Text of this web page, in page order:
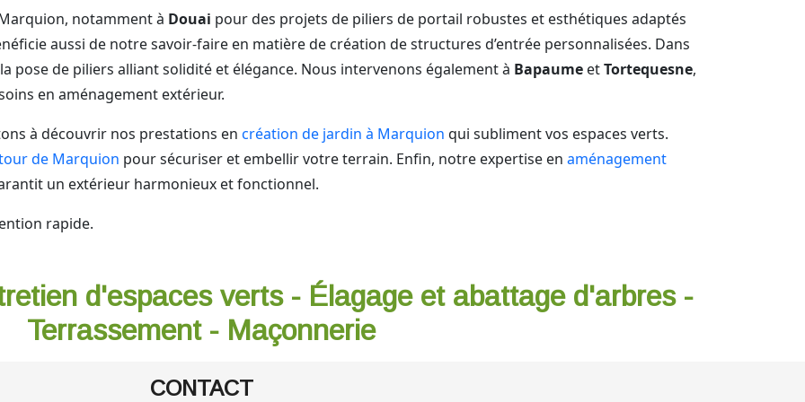
notamment à Douai pour des projets de piliers de portail robustes et esthétiques adaptés
aussi de notre savoir-faire en matière de création de structures d’entrée personnalisées. Dans
pose de piliers alliant solidité et élégance. Nous intervenons également à Bapaume etTortequesne,
en aménagement extérieur.
à découvrir nos prestations en création de jardin à Marquion qui subliment vos espaces verts.
de Marquion pour sécuriser et embellir votre terrain. Enfin, notre expertise en aménagement
un extérieur harmonieux et fonctionnel.
rapide.
d'espaces verts - Élagage et abattage d'arbres -
Terrassement - Maçonnerie
CONTACT